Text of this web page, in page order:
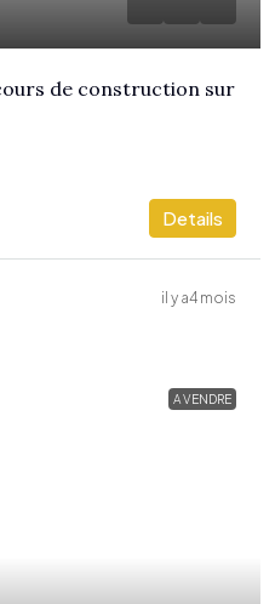
de construction sur
Details
il y a4 mois
A VENDRE